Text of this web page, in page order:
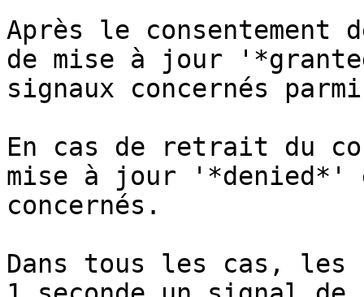
Après le
de mise à jour
signaux concernés
En cas de retrait du
mise à jour '*denied*'
concernés.
Dans tous les cas, les